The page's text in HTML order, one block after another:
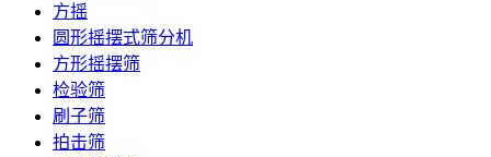
方摇
圆形摇摆式筛分机
方形摇摆筛
检验筛
刷子筛
拍击筛